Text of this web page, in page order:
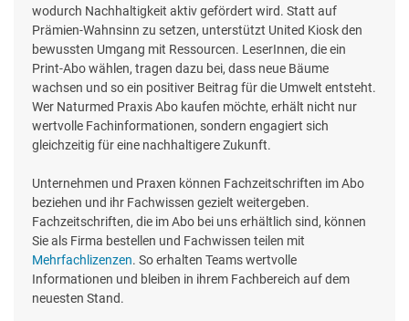
wodurch Nachhaltigkeit aktiv gefördert wird. Statt auf
Prämien-Wahnsinn zu setzen, unterstützt United Kiosk den
bewussten Umgang mit Ressourcen. LeserInnen, die ein
Print-Abo wählen, tragen dazu bei, dass neue Bäume
wachsen und so ein positiver Beitrag für die Umwelt entsteht.
Wer Naturmed Praxis Abo kaufen möchte, erhält nicht nur
wertvolle Fachinformationen, sondern engagiert sich
gleichzeitig für eine nachhaltigere Zukunft.
Unternehmen und Praxen können Fachzeitschriften im Abo
beziehen und ihr Fachwissen gezielt weitergeben.
Fachzeitschriften, die im Abo bei uns erhältlich sind, können
Sie als Firma bestellen und Fachwissen teilen mit
Mehrfachlizenzen. So erhalten Teams wertvolle
Informationen und bleiben in ihrem Fachbereich auf dem
neuesten Stand.